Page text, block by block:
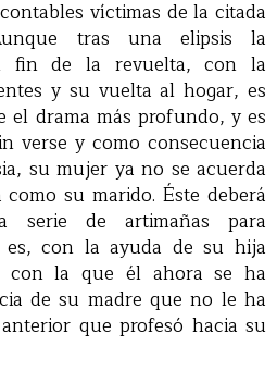
víctimas de la citada
tras una elipsis la
fin de la revuelta, con la
y su vuelta al hogar, es
el drama más profundo, y es
verse y como consecuencia
su mujer ya no se acuerda
su marido. Éste deberá
serie de artimañas para
es, con la ayuda de su hija
con la que él ahora se ha
de su madre que no le ha
que profesó hacia su